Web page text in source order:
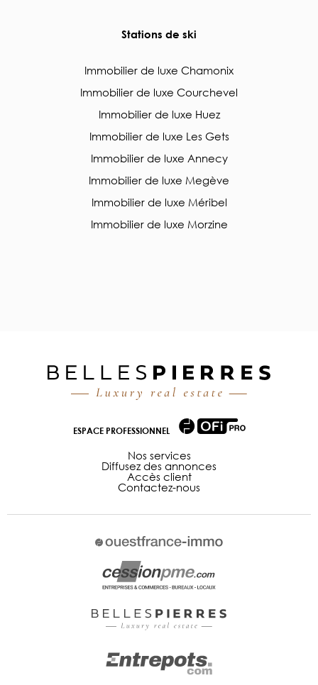
Stations de ski
Immobilier de luxe Chamonix
Immobilier de luxe Courchevel
Immobilier de luxe Huez
Immobilier de luxe Les Gets
Immobilier de luxe Annecy
Immobilier de luxe Megève
Immobilier de luxe Méribel
Immobilier de luxe Morzine
ESPACE PROFESSIONNEL
Nos services
Diffusez des annonces
Accès client
Contactez-nous